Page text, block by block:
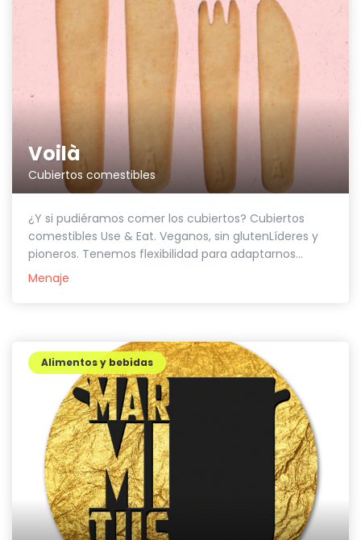
Voilà
Cubiertos comestibles
¿Y si pudiéramos comer los cubiertos? Cubiertos
comestibles Use & Eat. Veganos, sin glutenLíderes y
pioneros. Tenemos flexibilidad para adaptarnos...
Menaje
Alimentos y bebidas